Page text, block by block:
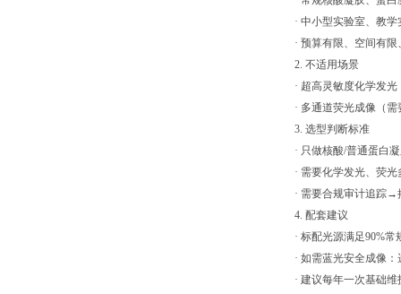
· 中小型实验室、教
· 预算有限、空间有
2. 不适用场景
· 超高灵敏度化学发
· 多通道荧光成像（
3. 选型判断标准
· 只做核酸/普通蛋白
· 需要化学发光、荧
· 需要合规审计追踪→
4. 配套建议
· 标配光源满足90%常
· 如需蓝光安全成像
· 建议每年一次基础